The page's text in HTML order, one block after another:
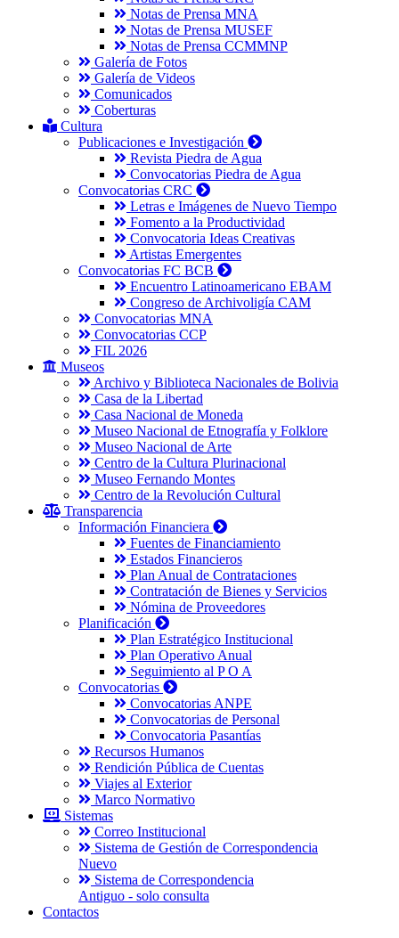
Notas de Prensa MNA
Notas de Prensa MUSEF
Notas de Prensa CCMMNP
Galería de Fotos
Galería de Videos
Comunicados
Coberturas
Cultura
Publicaciones e Investigación
Revista Piedra de Agua
Convocatorias Piedra de Agua
Convocatorias CRC
Letras e Imágenes de Nuevo Tiempo
Fomento a la Productividad
Convocatoria Ideas Creativas
Artistas Emergentes
Convocatorias FC BCB
Encuentro Latinoamericano EBAM
Congreso de Archivoligía CAM
Convocatorias MNA
Convocatorias CCP
FIL 2026
Museos
Archivo y Biblioteca Nacionales de Bolivia
Casa de la Libertad
Casa Nacional de Moneda
Museo Nacional de Etnografía y Folklore
Museo Nacional de Arte
Centro de la Cultura Plurinacional
Museo Fernando Montes
Centro de la Revolución Cultural
Transparencia
Información Financiera
Fuentes de Financiamiento
Estados Financieros
Plan Anual de Contrataciones
Contratación de Bienes y Servicios
Nómina de Proveedores
Planificación
Plan Estratégico Institucional
Plan Operativo Anual
Seguimiento al P O A
Convocatorias
Convocatorias ANPE
Convocatorias de Personal
Convocatoria Pasantías
Recursos Humanos
Rendición Pública de Cuentas
Viajes al Exterior
Marco Normativo
Sistemas
Correo Institucional
Sistema de Gestión de Correspondencia
Nuevo
Sistema de Correspondencia
Antiguo - solo consulta
Contactos